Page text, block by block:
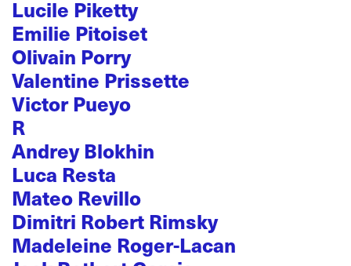
Lucile Piketty
Emilie Pitoiset
Olivain Porry
Valentine Prissette
Victor Pueyo
R
Andrey Blokhin
Luca Resta
Mateo Revillo
Dimitri Robert Rimsky
Madeleine Roger-Lacan